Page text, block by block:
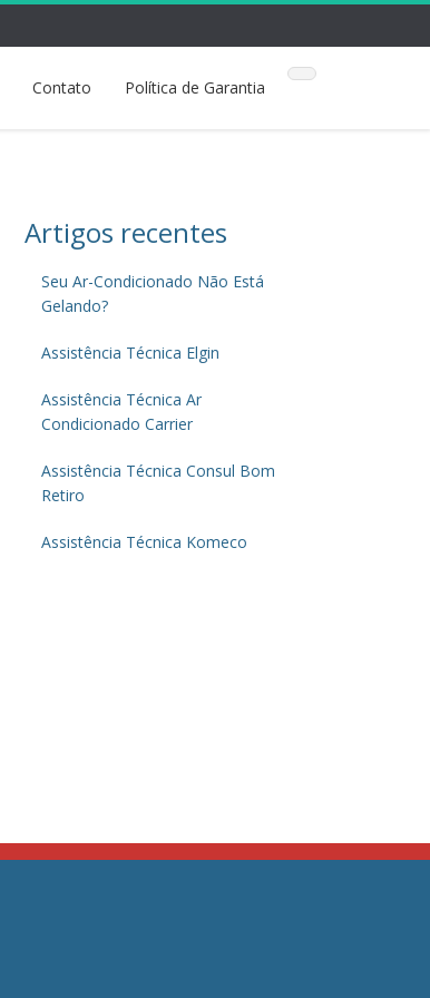
Contato Política de Garantia
Artigos recentes
Seu Ar-Condicionado Não Está
Gelando?
Assistência Técnica Elgin
Assistência Técnica Ar
Condicionado Carrier
Assistência Técnica Consul Bom
Retiro
Assistência Técnica Komeco